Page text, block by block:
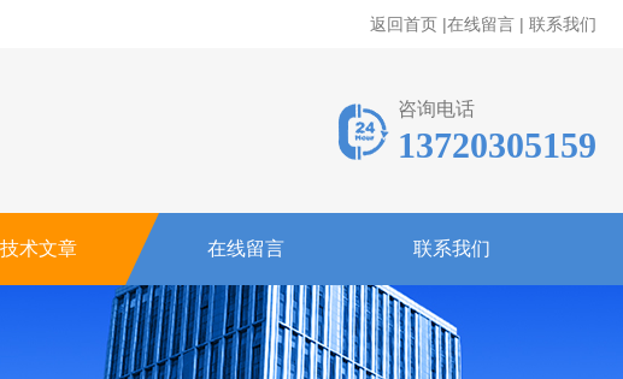
返回首页 |在线留言 | 联系我们
咨询电话
13720305159
技术文章 在线留言 联系我们